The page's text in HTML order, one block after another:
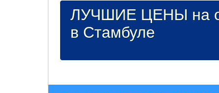
ЛУЧШИЕ ЦЕНЫ на
в Стамбуле